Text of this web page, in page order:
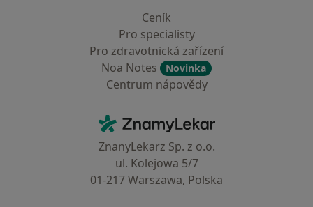
Ceník
Pro specialisty
Pro zdravotnická zařízení
Noa Notes
Novinka
Centrum nápovědy
ZnamyLekar - Hlavní stránka
ZnanyLekarz Sp. z o.o.
ul. Kolejowa 5/7
01-217 Warszawa, Polska